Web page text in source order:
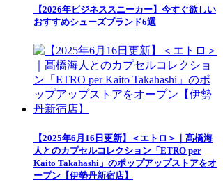
【2026年ビジネススニーカー】今すぐ欲しい
おすすめシューズブランド6選
【2025年6月16日更新】＜エトロ＞｜髙橋海
人とのカプセルコレクション「ETRO per
Kaito Takahashi」のポップアップストアをオ
ープン【伊勢丹新宿店】